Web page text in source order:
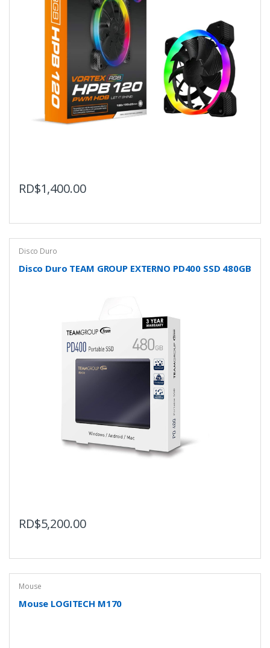
RD$1,400.00
Disco Duro
Disco Duro TEAM GROUP EXTERNO PD400 SSD 480GB
RD$5,200.00
Mouse
Mouse LOGITECH M170